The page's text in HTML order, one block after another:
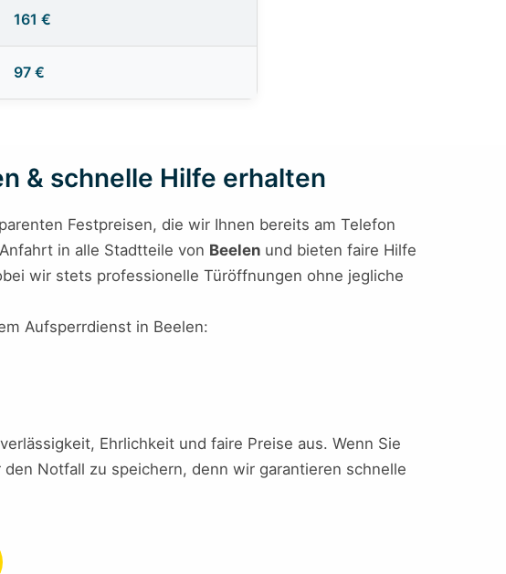
161 €
97 €
& schnelle Hilfe erhalten
Festpreisen, die wir Ihnen bereits am Telefon
in alle Stadtteile von Beelen und bieten faire Hilfe
wir stets professionelle Türöffnungen ohne jegliche
Aufsperrdienst in Beelen:
Ehrlichkeit und faire Preise aus. Wenn Sie
Notfall zu speichern, denn wir garantieren schnelle